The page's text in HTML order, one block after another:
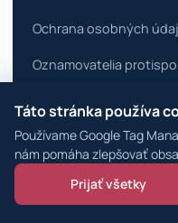
Táto stránka používa
Používame Google Tag
nám pomáha zlepšovať
Prijať všetky
Ochrana osobných
Oznamovatelia
Vyhlásenie o
Zmeniť nastavenia
© 2026 Poliklinika